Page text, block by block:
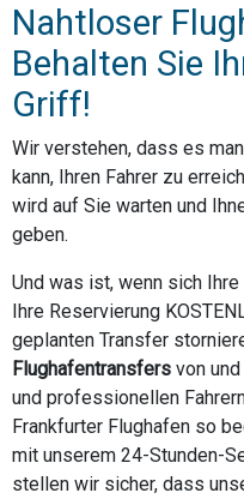
Nahtloser
Behalten Sie
Griff!
Wir verstehen, dass es
kann, Ihren Fahrer zu
wird auf Sie warten und
geben.
Und was ist, wenn sich
Ihre Reservierung
geplanten Transfer
Flughafentransfers von
und professionellen
Frankfurter Flughafen so
mit unserem 24-Stunden-
stellen wir sicher, dass